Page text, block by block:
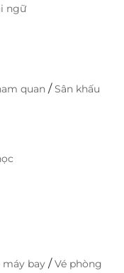
ngữ
quan /Sân khấu
máy bay /Vé phòng